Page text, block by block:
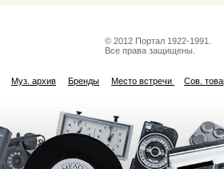
© 2012 Портал 1922-1991.
Все права защищены.
Муз. архив Бренды Место встречи Сов.